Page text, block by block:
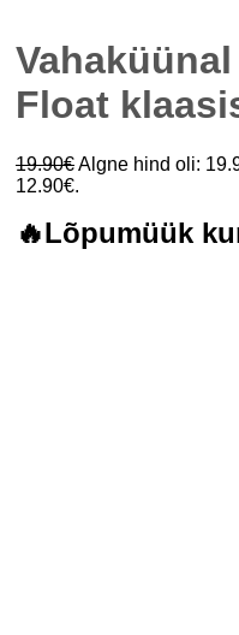
Float
19.90€Algne hind oli:
12.90€.
🔥Lõpumüük